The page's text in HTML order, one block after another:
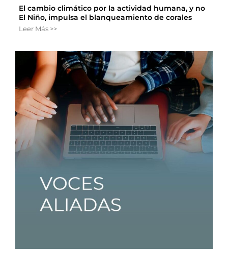
El cambio climático por la actividad humana, y no
El Niño, impulsa el blanqueamiento de corales
Leer Más >>